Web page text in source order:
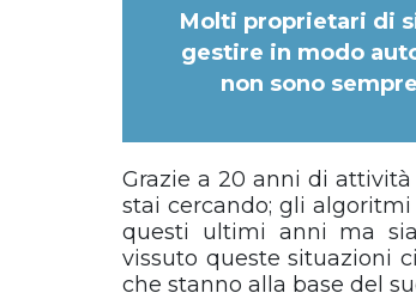
Molti proprietari di
gestire in modo
non sono
Grazie a 20 anni di
stai cercando; gli
questi ultimi anni ma
vissuto queste situazioni
che stanno alla base del